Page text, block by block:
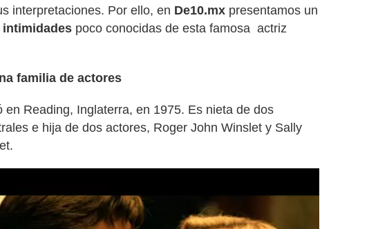
interpretaciones. Por ello, en De10.mx presentamos un
intimidades poco conocidas de esta famosa actriz
familia de actores
en Reading, Inglaterra, en 1975. Es nieta de dos
e hija de dos actores, Roger John Winslet y Sally